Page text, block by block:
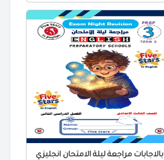
بالاجابات مراجعة ليلة الامتحان انجليزي